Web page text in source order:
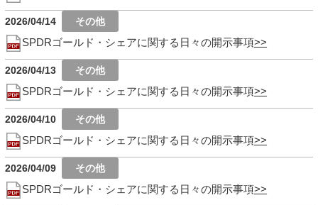
2026/04/14
SPDRゴールド・シェアに関する日々の開示事項
2026/04/13
SPDRゴールド・シェアに関する日々の開示事項
2026/04/10
SPDRゴールド・シェアに関する日々の開示事項
2026/04/09
SPDRゴールド・シェアに関する日々の開示事項